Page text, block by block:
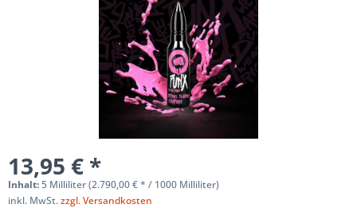
13,95 € *
Inhalt:5 Milliliter (2.790,00 € * / 1000 Milliliter)
inkl. MwSt.zzgl. Versandkosten